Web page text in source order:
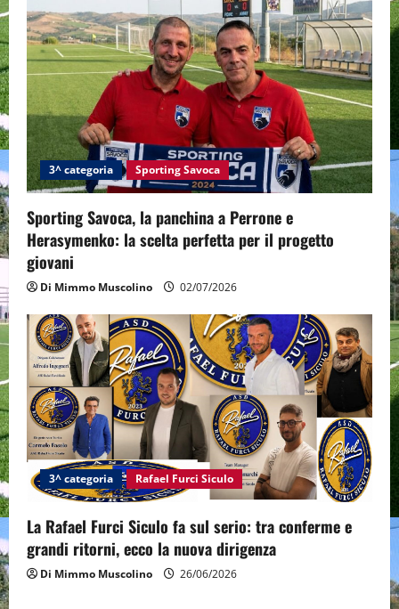
3^ categoria Sporting Savoca
Sporting Savoca, la panchina a Perrone e
Herasymenko: la scelta perfetta per il progetto
giovani
Di Mimmo Muscolino 02/07/2026
3^ categoria Rafael Furci Siculo
La Rafael Furci Siculo fa sul serio: tra conferme e
grandi ritorni, ecco la nuova dirigenza
Di Mimmo Muscolino 26/06/2026